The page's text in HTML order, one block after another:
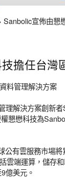
Sanbolic宣佈由懇
擔任台灣
料管理解決方案
理解決方案創新
懇懋科技為
公有雲服務市場
雲端運算，儲存
億美元。